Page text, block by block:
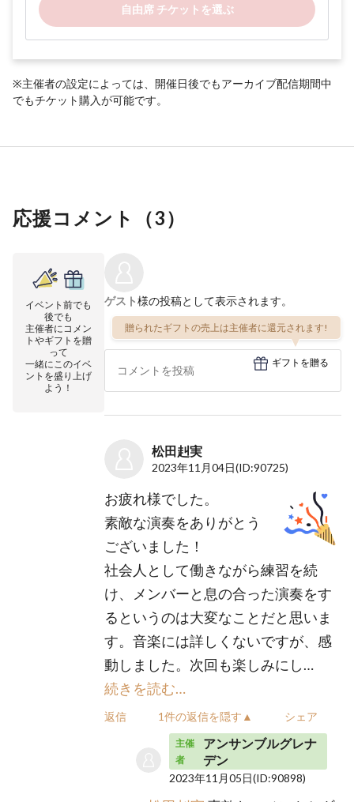
自由席 チケットを選ぶ
※主催者の設定によっては、開催日後でもアーカイブ配信期間中
でもチケット購入が可能です。
応援コメント（3）
イベント前でも
後でも
主催者にコメン
トやギフトを贈
って
一緒にこのイベ
ントを盛り上げ
よう！
ゲスト様の投稿として表示されます。
贈られたギフトの売上は主催者に還元されます!
ギフトを贈る
松田赳実
2023年11月04日(ID:90725)
お疲れ様でした。
素敵な演奏をありがとう
ございました！
社会人として働きながら練習を続
け、メンバーと息の合った演奏をす
るというのは大変なことだと思いま
す。音楽には詳しくないですが、感
動しました。次回も楽しみにし…
続きを読む…
返信 1件の返信を隠す▲ シェア
主催
者
アンサンブルグレナ
デン
2023年11月05日(ID:90898)